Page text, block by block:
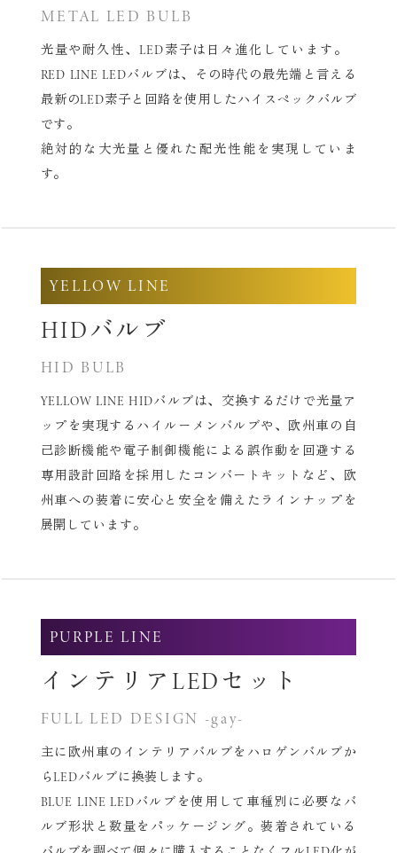
METAL LED BULB
光量や耐久性、LED素子は日々進化しています。
RED LINE LEDバルブは、その時代の最先端と言える
最新のLED素子と回路を使用したハイスペックバルブ
です。
絶対的な大光量と優れた配光性能を実現していま
す。
YELLOW LINE
HIDバルブ
HID BULB
YELLOW LINE HIDバルブは、交換するだけで光量ア
ップを実現する ハイルーメンバルブや、欧州車の自
己診断機能や電子制御機能による 誤作動を回避する
専用設計回路を採用したコンバートキットなど、 欧
州車への装着に安心と安全を備えたラインナップを
展開しています。
PURPLE LINE
インテリアLEDセット
FULL LED DESIGN -gay-
主に欧州車のインテリアバルブをハロゲンバルブか
らLEDバルブに換装します。
BLUE LINE LEDバルブを使用して車種別に必要なバ
ルブ形状と数量をパッケージング。装着されている